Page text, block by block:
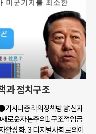
과 정치구조
기시다총리의정책방향:신자
로운자본주의1.구조적임금
활성화. 3.디지털사회로의이